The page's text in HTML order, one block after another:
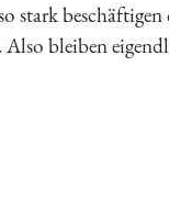
stark beschäftigen
bleiben